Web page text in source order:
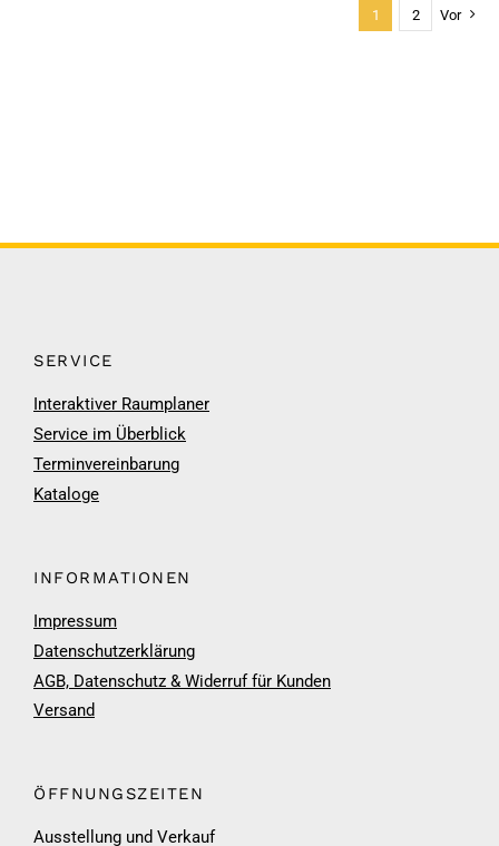
1 2 Vor
SERVICE
Interaktiver Raumplaner
Service im Überblick
Terminvereinbarung
Kataloge
INFORMATIONEN
Impressum
Datenschutzerklärung
AGB, Datenschutz & Widerruf für Kunden
Versand
ÖFFNUNGSZEITEN
Ausstellung und Verkauf